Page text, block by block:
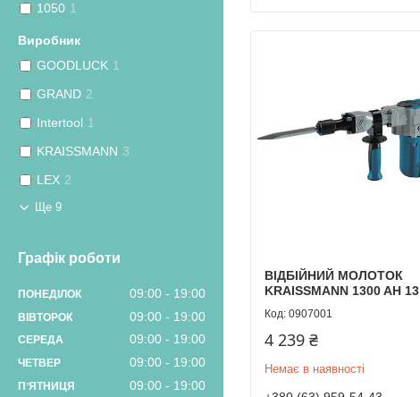
1050 1
Виробник
GOODLUCK 1
GRAND 2
Intertool 1
KRAISSMANN 3
LEX 2
Ще 9
Графік роботи
ПОНЕДІЛОК 09:00 19:00
ВІВТОРОК 09:00 19:00
СЕРЕДА 09:00 19:00
ЧЕТВЕР 09:00 19:00
ПʼЯТНИЦЯ 09:00 19:00
ВІДБІЙНИЙ МОЛОТОК
KRAISSMANN 1300 AH 13
0907001
4 239 ₴
Немає в наявності